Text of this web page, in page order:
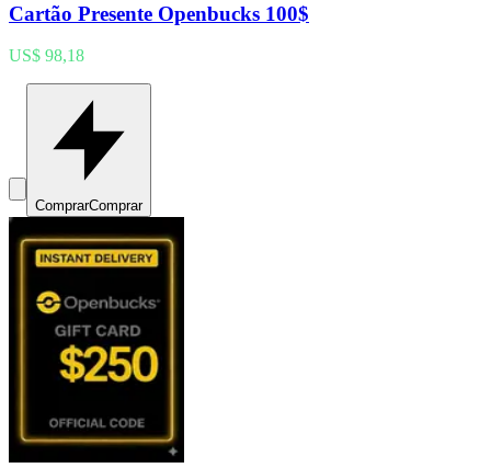
Cartão Presente Openbucks 100$
US$ 98,18
ComprarComprar